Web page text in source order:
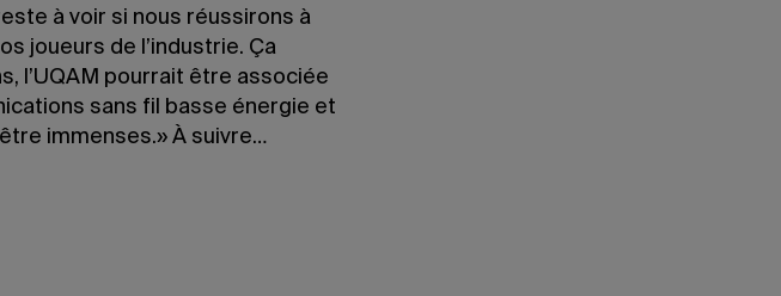
à voir si nous réussirons à
joueurs de l’industrie. Ça
l’UQAM pourrait être associée
sans fil basse énergie et
immenses.» À suivre…